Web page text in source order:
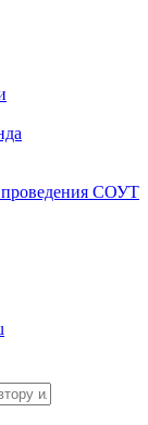
проведения СОУТ